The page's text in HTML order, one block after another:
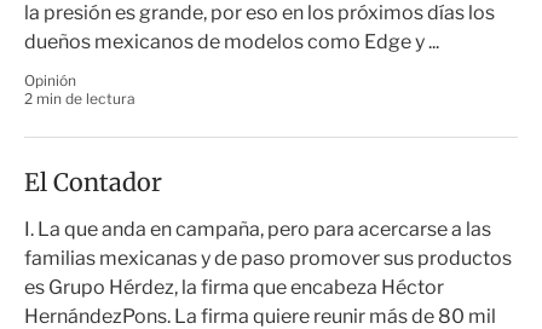
la presión es grande, por eso en los próximos días los
dueños mexicanos de modelos como Edge y ...
Opinión
2 min de lectura
El Contador
I. La que anda en campaña, pero para acercarse a las
familias mexicanas y de paso promover sus productos
es Grupo Hérdez, la firma que encabeza Héctor
HernándezPons. La firma quiere reunir más de 80 mil